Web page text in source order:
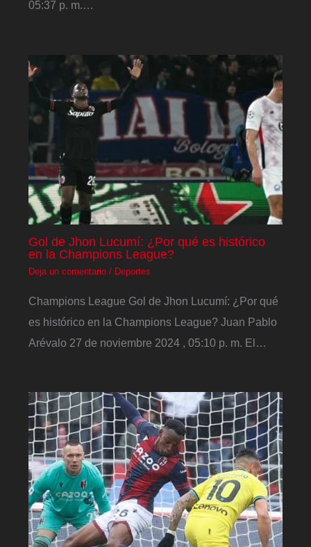
05:37 p. m.…
Gol de Jhon Lucumí: ¿Por qué es histórico
en la Champions League?
Deja un comentario / Deportes
Champions League Gol de Jhon Lucumí: ¿Por qué
es histórico en la Champions League? Juan Pablo
Arévalo 27 de noviembre 2024 , 05:10 p. m. El…